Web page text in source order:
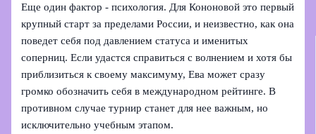
Еще один фактор - психология. Для Кононовой это первый
крупный старт за пределами России, и неизвестно, как она
поведет себя под давлением статуса и именитых
соперниц. Если удастся справиться с волнением и хотя бы
приблизиться к своему максимуму, Ева может сразу
громко обозначить себя в международном рейтинге. В
противном случае турнир станет для нее важным, но
исключительно учебным этапом.